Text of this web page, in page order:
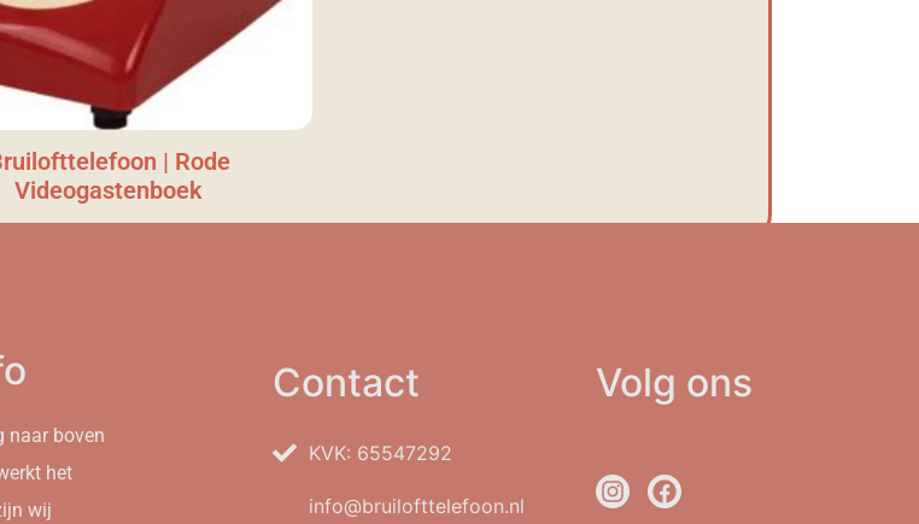
| Rode
Videogastenboek
naar boven
het
wij
Contact
KVK: 65547292
info@bruilofttelefoon.nl
Volg ons